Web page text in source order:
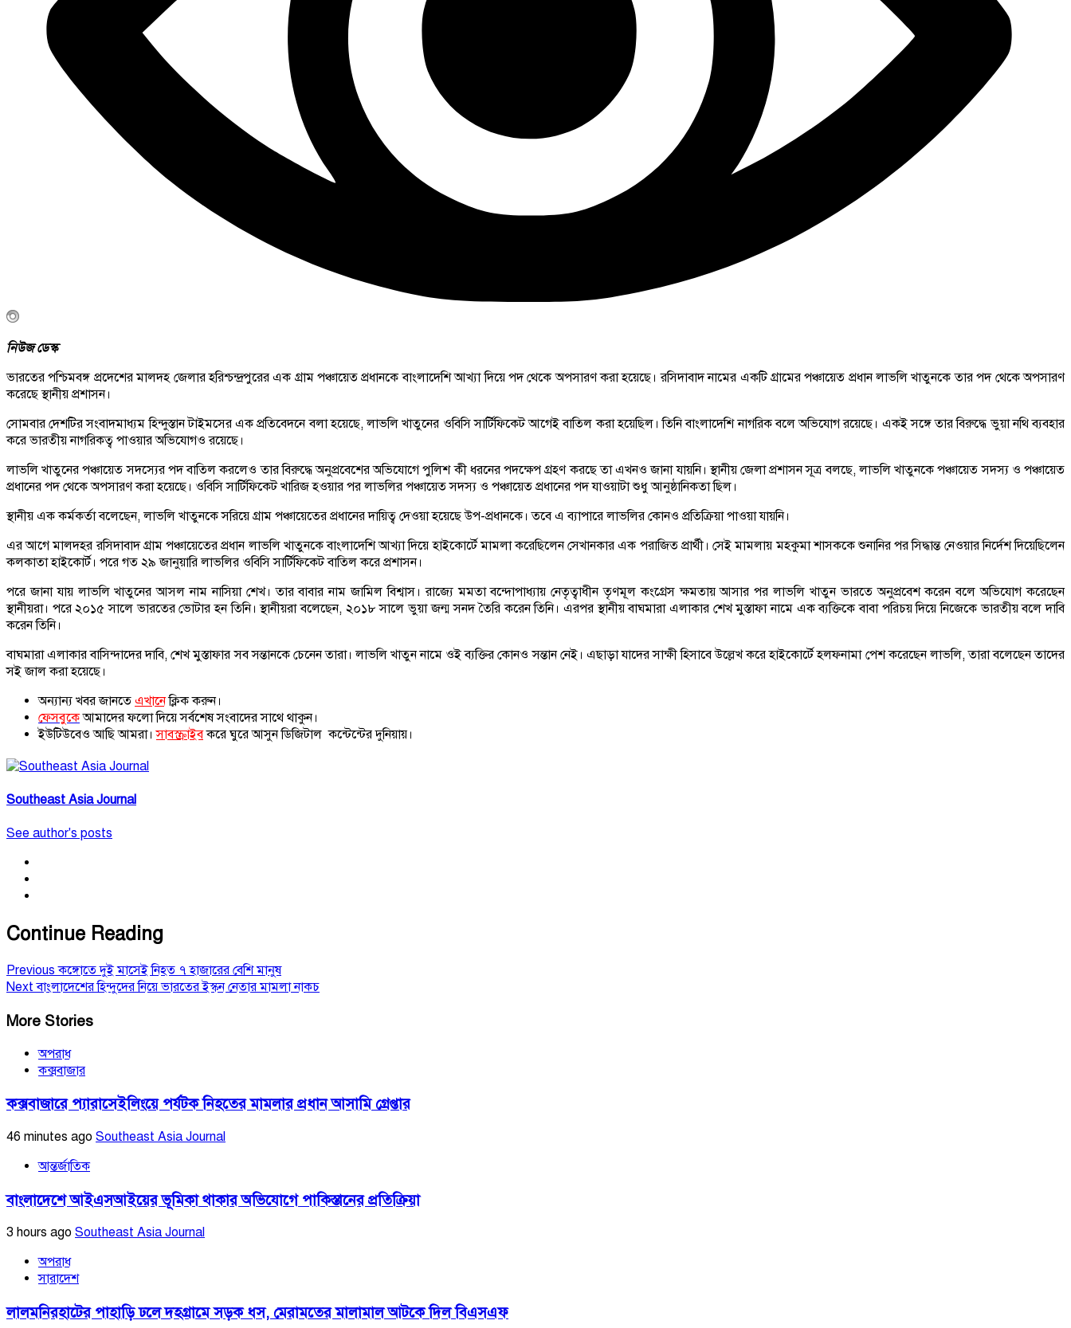
নিউজ ডেস্ক
ভারতের পশ্চিমবঙ্গ প্রদেশের মালদহ জেলার হরিশ্চন্দ্রপুরের এক গ্রাম পঞ্চায়েত প্রধানকে বাংলাদেশি আখ্যা দিয়ে পদ থেকে অপসারণ করা হয়েছে। রসিদাবাদ নামের একটি গ্রামের পঞ্চায়েত প্রধান লাভলি খাতুনকে তার পদ থেকে অপসারণ
করেছে স্থানীয় প্রশাসন।
সোমবার দেশটির সংবাদমাধ্যম হিন্দুস্তান টাইমসের এক প্রতিবেদনে বলা হয়েছে, লাভলি খাতুনের ওবিসি সার্টিফিকেট আগেই বাতিল করা হয়েছিল। তিনি বাংলাদেশি নাগরিক বলে অভিযোগ রয়েছে। একই সঙ্গে তার বিরুদ্ধে ভুয়া নথি ব্যবহার
করে ভারতীয় নাগরিকত্ব পাওয়ার অভিযোগও রয়েছে।
লাভলি খাতুনের পঞ্চায়েত সদস্যের পদ বাতিল করলেও তার বিরুদ্ধে অনুপ্রবেশের অভিযোগে পুলিশ কী ধরনের পদক্ষেপ গ্রহণ করছে তা এখনও জানা যায়নি। স্থানীয় জেলা প্রশাসন সূত্র বলছে, লাভলি খাতুনকে পঞ্চায়েত সদস্য ও পঞ্চায়েত
প্রধানের পদ থেকে অপসারণ করা হয়েছে। ওবিসি সার্টিফিকেট খারিজ হওয়ার পর লাভলির পঞ্চায়েত সদস্য ও পঞ্চায়েত প্রধানের পদ যাওয়াটা শুধু আনুষ্ঠানিকতা ছিল।
স্থানীয় এক কর্মকর্তা বলেছেন, লাভলি খাতুনকে সরিয়ে গ্রাম পঞ্চায়েতের প্রধানের দায়িত্ব দেওয়া হয়েছে উপ-প্রধানকে। তবে এ ব্যাপারে লাভলির কোনও প্রতিক্রিয়া পাওয়া যায়নি।
এর আগে মালদহর রসিদাবাদ গ্রাম পঞ্চায়েতের প্রধান লাভলি খাতুনকে বাংলাদেশি আখ্যা দিয়ে হাইকোর্টে মামলা করেছিলেন সেখানকার এক পরাজিত প্রার্থী। সেই মামলায় মহকুমা শাসককে শুনানির পর সিদ্ধান্ত নেওয়ার নির্দেশ দিয়েছিলেন
কলকাতা হাইকোর্ট। পরে গত ২৯ জানুয়ারি লাভলির ওবিসি সার্টিফিকেট বাতিল করে প্রশাসন।
পরে জানা যায় লাভলি খাতুনের আসল নাম নাসিয়া শেখ। তার বাবার নাম জামিল বিশ্বাস। রাজ্যে মমতা বন্দোপাধ্যায় নেতৃত্বাধীন তৃণমূল কংগ্রেস ক্ষমতায় আসার পর লাভলি খাতুন ভারতে অনুপ্রবেশ করেন বলে অভিযোগ করেছেন
স্থানীয়রা। পরে ২০১৫ সালে ভারতের ভোটার হন তিনি। স্থানীয়রা বলেছেন, ২০১৮ সালে ভুয়া জন্ম সনদ তৈরি করেন তিনি। এরপর স্থানীয় বাঘমারা এলাকার শেখ মুস্তাফা নামে এক ব্যক্তিকে বাবা পরিচয় দিয়ে নিজেকে ভারতীয় বলে দাবি
করেন তিনি।
বাঘমারা এলাকার বাসিন্দাদের দাবি, শেখ মুস্তাফার সব সন্তানকে চেনেন তারা। লাভলি খাতুন নামে ওই ব্যক্তির কোনও সন্তান নেই। এছাড়া যাদের সাক্ষী হিসাবে উল্লেখ করে হাইকোর্টে হলফনামা পেশ করেছেন লাভলি, তারা বলেছেন তাদের
সই জাল করা হয়েছে।
অন্যান্য খবর জানতে এখানে ক্লিক করুন।
ফেসবুকেআমাদের ফলো দিয়ে সর্বশেষ সংবাদের সাথে থাকুন।
ইউটিউবেও আছি আমরা। সাবস্ক্রাইব করে ঘুরে আসুন ডিজিটাল কন্টেন্টের দুনিয়ায়।
Southeast Asia Journal
See author's posts
Continue Reading
Previous কঙ্গোতে দুই মাসেই নিহত ৭ হাজারের বেশি মানুষ
Next বাংলাদেশের হিন্দুদের নিয়ে ভারতের ইস্কন নেতার মামলা নাকচ
More Stories
অপরাধ
কক্সবাজার
কক্সবাজারে প্যারাসেইলিংয়ে পর্যটক নিহতের মামলার প্রধান আসামি গ্রেপ্তার
46 minutes ago Southeast Asia Journal
আন্তর্জাতিক
বাংলাদেশে আইএসআইয়ের ভূমিকা থাকার অভিযোগে পাকিস্তানের প্রতিক্রিয়া
3 hours ago Southeast Asia Journal
অপরাধ
সারাদেশ
লালমনিরহাটের পাহাড়ি ঢলে দহগ্রামে সড়ক ধস, মেরামতের মালামাল আটকে দিল বিএসএফ